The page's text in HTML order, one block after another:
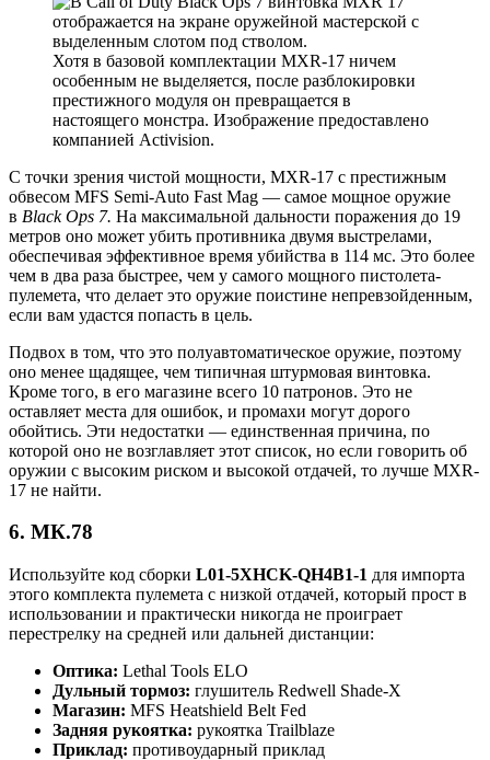
Хотя в базовой комплектации MXR-17 ничем
особенным не выделяется, после разблокировки
престижного модуля он превращается в
настоящего монстра. Изображение предоставлено
компанией Activision.
С точки зрения чистой мощности, MXR-17 с престижным
обвесом MFS Semi-Auto Fast Mag — самое мощное оружие
в Black Ops 7. На максимальной дальности поражения до 19
метров оно может убить противника двумя выстрелами,
обеспечивая эффективное время убийства в 114 мс. Это более
чем в два раза быстрее, чем у самого мощного пистолета-
пулемета, что делает это оружие поистине непревзойденным,
если вам удастся попасть в цель.
Подвох в том, что это полуавтоматическое оружие, поэтому
оно менее щадящее, чем типичная штурмовая винтовка.
Кроме того, в его магазине всего 10 патронов. Это не
оставляет места для ошибок, и промахи могут дорого
обойтись. Эти недостатки — единственная причина, по
которой оно не возглавляет этот список, но если говорить об
оружии с высоким риском и высокой отдачей, то лучше MXR-
17 не найти.
6. МК.78
Используйте код сборки L01-5XHCK-QH4B1-1 для импорта
этого комплекта пулемета с низкой отдачей, который прост в
использовании и практически никогда не проиграет
перестрелку на средней или дальней дистанции:
Оптика: Lethal Tools ELO
Дульный тормоз: глушитель Redwell Shade-X
Магазин: MFS Heatshield Belt Fed
Задняя рукоятка: рукоятка Trailblaze
Приклад: противоударный приклад